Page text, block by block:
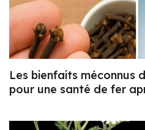
Les bienfaits méconnus
pour une santé de fer